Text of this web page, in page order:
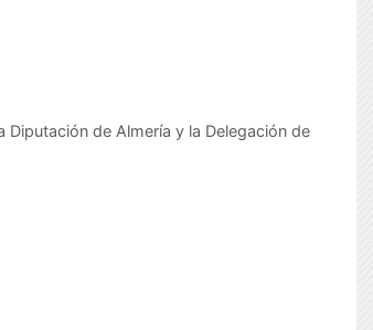
de Almería y la Delegación de